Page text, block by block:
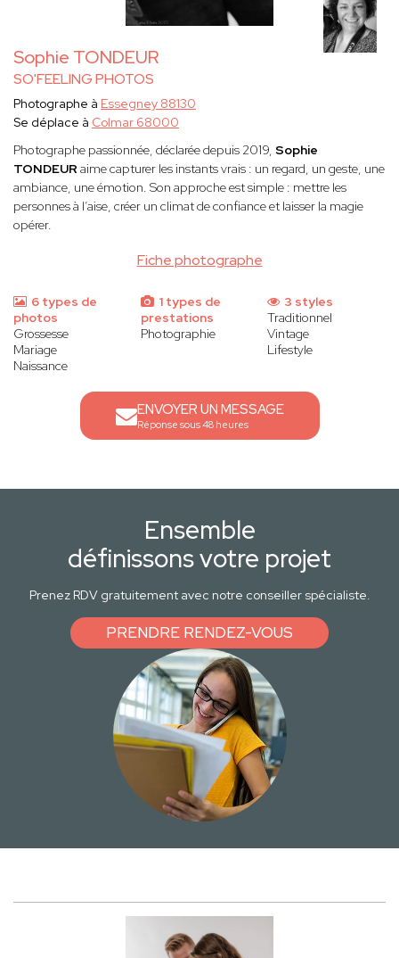
Sophie TONDEUR
SO'FEELING PHOTOS
Fiche photographe
Photographe à Essegney 88130
Se déplace à Colmar 68000
Photographe passionnée, déclarée depuis 2019, Sophie
TONDEUR aime capturer les instants vrais : un regard, un geste, une
ambiance, une émotion. Son approche est simple : mettre les
personnes à l’aise, créer un climat de confiance et laisser la magie
opérer.
6 types de
photos
Grossesse
Mariage
Naissance
1 types de
prestations
Photographie
3 styles
Traditionnel
Vintage
Lifestyle
ENVOYER UN MESSAGE
Réponse sous 48 heures
Ensemble
définissons votre projet
Prenez RDV gratuitement avec notre conseiller spécialiste.
PRENDRE RENDEZ-VOUS